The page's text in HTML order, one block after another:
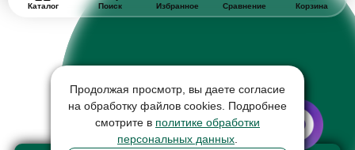
Каталог Поиск Избранное Сравнение Корзина
Продолжая просмотр, вы даете согласие
на обработку файлов cookies. Подробнее
смотрите в политике обработки
персональных данных